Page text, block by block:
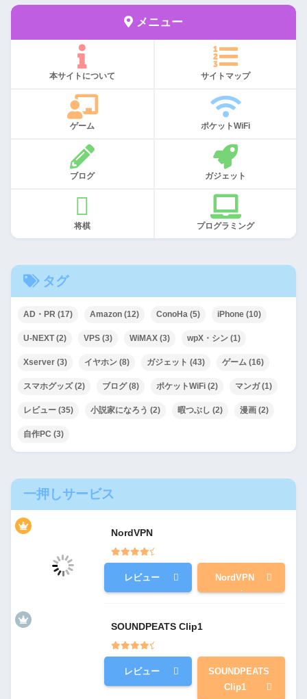
メニュー
本サイトについて サイトマップ
ゲーム ポケットWiFi
ブログ ガジェット
将棋 プログラミング
タグ
AD・PR (17) Amazon (12) ConoHa (5) iPhone (10)
U-NEXT(2) VPS (3) WiMAX (3) wpX・シン (1)
Xserver (3) イヤホン (8) ガジェット (43) ゲーム (16)
スマホグッズ(2) ブログ(8) ポケットWiFi (2) マンガ(1)
レビュー (35) 小説家になろう (2) 暇つぶし (2) 漫画 (2)
自作PC (3)
一押しサービス
NordVPN
レビュー NordVPN
SOUNDPEATS Clip1
レビュー
SOUNDPEATS
Clip1